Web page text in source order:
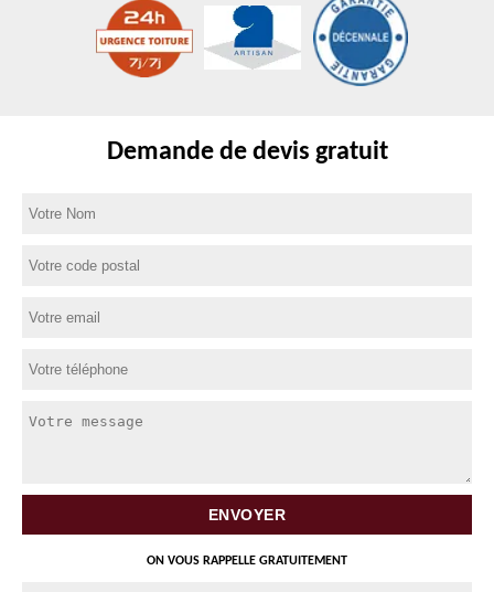
Demande de devis gratuit
ON VOUS RAPPELLE GRATUITEMENT